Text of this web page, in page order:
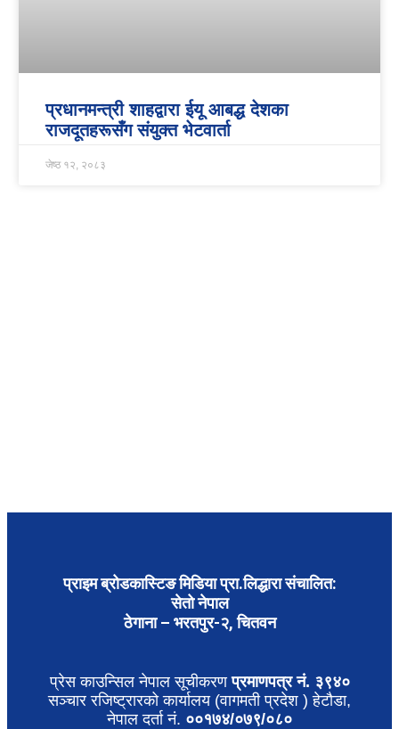
प्रधानमन्त्री शाहद्वारा ईयू आबद्ध देशका
राजदूतहरूसँग संयुक्त भेटवार्ता
जेष्ठ १२, २०८३
प्राइम ब्रोडकास्टिङ मिडिया प्रा.लिद्धारा संचालित:
सेतो नेपाल
ठेगाना – भरतपुर-२, चितवन
प्रेस काउन्सिल नेपाल सूचीकरणप्रमाणपत्र नं. ३९४०
सञ्चार रजिष्ट्रारको कार्यालय (वागमती प्रदेश ) हेटौडा,
नेपाल दर्ता नं. ००१७४/०७९/०८०